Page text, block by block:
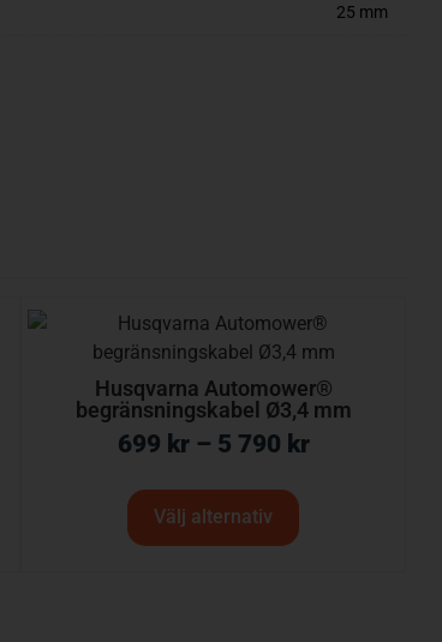
25 mm
Husqvarna Automower®
begränsningskabel Ø3,4 mm
699 kr – 5 790 kr
Välj alternativ